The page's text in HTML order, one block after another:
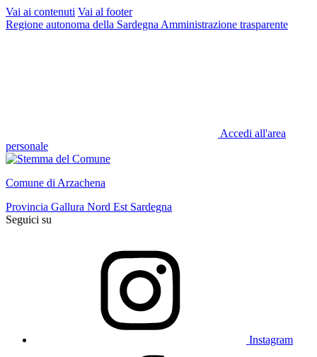
Vai ai contenuti Vai al footer
Regione autonoma della Sardegna Amministrazione trasparente
Accedi all'area
personale
Comune di Arzachena
Provincia Gallura Nord Est Sardegna
Seguici su
Instagram